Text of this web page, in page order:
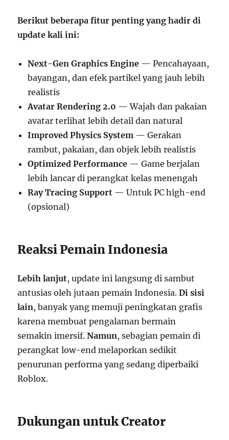
Berikut beberapa fitur penting yang hadir di
update kali ini:
Next-Gen Graphics Engine — Pencahayaan,
bayangan, dan efek partikel yang jauh lebih
realistis
Avatar Rendering 2.0 — Wajah dan pakaian
avatar terlihat lebih detail dan natural
Improved Physics System — Gerakan
rambut, pakaian, dan objek lebih realistis
Optimized Performance — Game berjalan
lebih lancar di perangkat kelas menengah
Ray Tracing Support — Untuk PC high-end
(opsional)
Reaksi Pemain Indonesia
Lebih lanjut, update ini langsung di sambut
antusias oleh jutaan pemain Indonesia.Di sisi
lain, banyak yang memuji peningkatan grafis
karena membuat pengalaman bermain
semakin imersif.Namun, sebagian pemain di
perangkat low-end melaporkan sedikit
penurunan performa yang sedang diperbaiki
Roblox.
Dukungan untuk Creator